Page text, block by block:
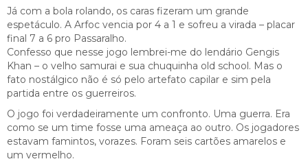
Já com a bola rolando, os caras fizeram um grande
espetáculo. A Arfoc vencia por 4 a 1 e sofreu a virada – placar
final 7 a 6 pro Passaralho.
Confesso que nesse jogo lembrei-me do lendário Gengis
Khan – o velho samurai e sua chuquinha old school. Mas o
fato nostálgico não é só pelo artefato capilar e sim pela
partida entre os guerreiros.
O jogo foi verdadeiramente um confronto. Uma guerra. Era
como se um time fosse uma ameaça ao outro. Os jogadores
estavam famintos, vorazes. Foram seis cartões amarelos e
um vermelho.